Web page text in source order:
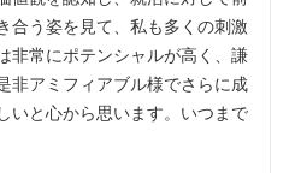
合う姿を見て、私も多くの刺激
非常にポテンシャルが高く、謙
非アミフィアブル様でさらに成
いと心から思います。いつまで